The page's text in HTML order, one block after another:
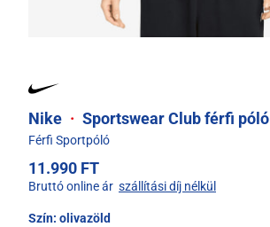
Nike · Sportswear Club férfi póló
Férfi Sportpóló
11.990 FT
Bruttó online ár szállítási díj nélkül
Szín: olivazöld